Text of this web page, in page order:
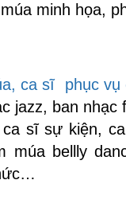
minh họa,
ca sĩ phục vụ
jazz, ban nhạc
sĩ sự kiện,
múa bellly
cụ marketing xuất khẩu